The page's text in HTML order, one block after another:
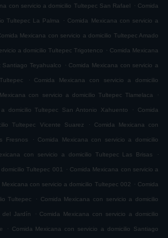
con servicio a domicilio Tultepec San Rafael . Comida
Tultepec La Palma . Comida Mexicana con servicio a
Mexicana con servicio a domicilio Tultepec Amado
a domicilio Tultepec Trigotenco . Comida Mexicana
Santiago Teyahualco . Comida Mexicana con servicio a
. Comida Mexicana con servicio a domicilio
con servicio a domicilio Tultepec Tlamelaca .
domicilio Tultepec San Antonio Xahuento . Comida
Tultepec Vicente Suarez . Comida Mexicana con
Fresnos . Comida Mexicana con servicio a domicilio
con servicio a domicilio Tultepec Las Brisas .
Tultepec 001 . Comida Mexicana con servicio a
Mexicana con servicio a domicilio Tultepec 002 . Comida
Tultepec . Comida Mexicana con servicio a domicilio
del Jardín . Comida Mexicana con servicio a domicilio
. Comida Mexicana con servicio a domicilio Santiago